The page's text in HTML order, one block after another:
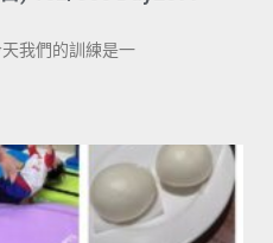
我們的訓練是一